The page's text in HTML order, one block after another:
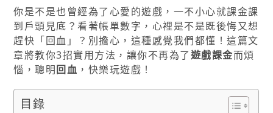
你是不是也曾經為了心愛的遊戲，一不小心就課金課
到戶頭見底？看著帳單數字，心裡是不是既後悔又想
趕快「回血」？別擔心，這種感覺我們都懂！這篇文
章將教你3招實用方法，讓你不再為了遊戲課金而煩
惱，聰明回血 ，快樂玩遊戲！
目錄